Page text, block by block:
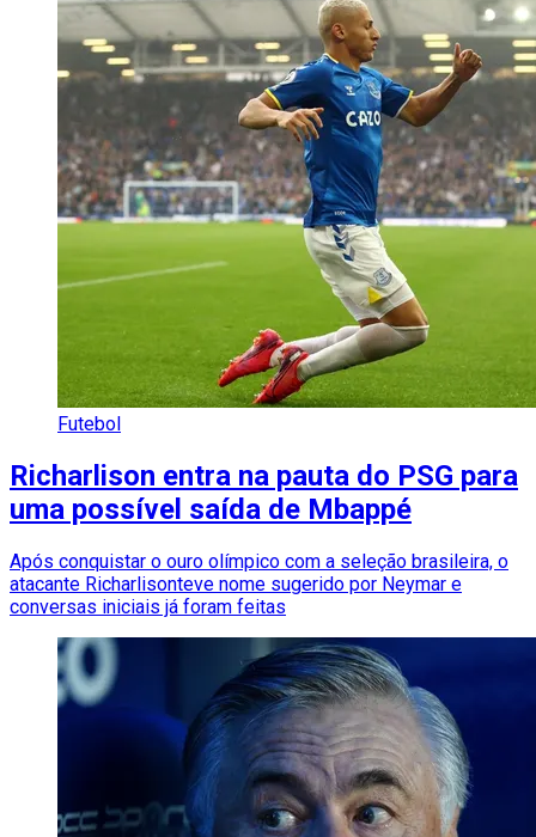
Futebol
Richarlison entra na pauta do PSG para
uma possível saída de Mbappé
Após conquistar o ouro olímpico com a seleção brasileira, o
atacante Richarlisonteve nome sugerido por Neymar e
conversas iniciais já foram feitas